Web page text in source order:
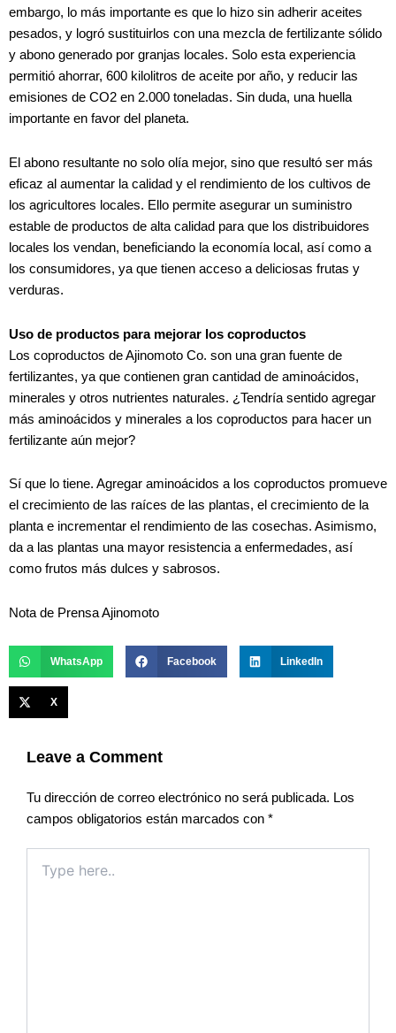
embargo, lo más importante es que lo hizo sin adherir aceites
pesados, y logró sustituirlos con una mezcla de fertilizante sólido
y abono generado por granjas locales. Solo esta experiencia
permitió ahorrar, 600 kilolitros de aceite por año, y reducir las
emisiones de CO2 en 2.000 toneladas. Sin duda, una huella
importante en favor del planeta.
El abono resultante no solo olía mejor, sino que resultó ser más
eficaz al aumentar la calidad y el rendimiento de los cultivos de
los agricultores locales. Ello permite asegurar un suministro
estable de productos de alta calidad para que los distribuidores
locales los vendan, beneficiando la economía local, así como a
los consumidores, ya que tienen acceso a deliciosas frutas y
verduras.
Uso de productos para mejorar los coproductos
Los coproductos de Ajinomoto Co. son una gran fuente de
fertilizantes, ya que contienen gran cantidad de aminoácidos,
minerales y otros nutrientes naturales. ¿Tendría sentido agregar
más aminoácidos y minerales a los coproductos para hacer un
fertilizante aún mejor?
Sí que lo tiene. Agregar aminoácidos a los coproductos promueve
el crecimiento de las raíces de las plantas, el crecimiento de la
planta e incrementar el rendimiento de las cosechas. Asimismo,
da a las plantas una mayor resistencia a enfermedades, así
como frutos más dulces y sabrosos.
Nota de Prensa Ajinomoto
WhatsApp Facebook LinkedIn
X
Leave a Comment
Tu dirección de correo electrónico no será publicada. Los
campos obligatorios están marcados con *
here..